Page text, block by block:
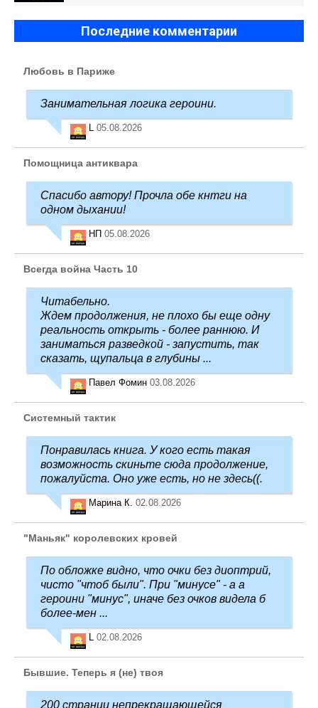
Последние комментарии
Любовь в Париже
Занимательная логика героини.
L 05.08.2026
Помощница антиквара
Спасибо автору! Прочла обе кнтги на
одном дыхании!
НП 05.08.2026
Всегда война Часть 10
Читабельно.
Ждем продолжения, не плохо бы еще одну
реальность открыть - более раннюю. И
заниматься разведкой - запустить, так
сказать, щупальца в глубины ...
Павел Фомин 03.08.2026
Системный тактик
Понравилась книга. У кого есть такая
возможность скиньте сюда продолжение,
пожалуйста. Оно уже есть, но не здесь((.
Марина К. 02.08.2026
"Маньяк" королевских кровей
По обложке видно, что очки без диоптрий,
чисто "чтоб были". При "минусе" - а а
героини "минус", иначе без очков видела б
более-мен ...
L 02.08.2026
Бывшие. Теперь я (не) твоя
200 страниц непрекращающейся